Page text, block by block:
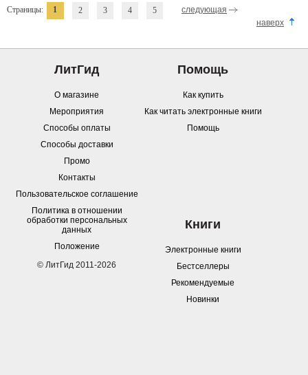
Страницы: 1 2 3 4 5
следующая
наверх
ЛитГид
О магазине
Мероприятия
Способы оплаты
Способы доставки
Промо
Контакты
Пользовательское соглашение
Политика в отношении
обработки персональных
данных
Положение
© ЛитГид 2011-2026
Помощь
Как купить
Как читать электронные книги
Помощь
Книги
Электронные книги
Бестселлеры
Рекомендуемые
Новинки